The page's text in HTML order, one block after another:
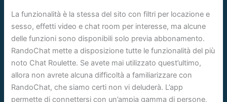
La funzionalità è la stessa del sito con filtri per locazione e
sesso, effetti video e chat room per interesse, ma alcune
delle funzioni sono disponibili solo previa abbonamento.
RandoChat mette a disposizione tutte le funzionalità del più
noto Chat Roulette. Se avete mai utilizzato quest’ultimo,
allora non avrete alcuna difficoltà a familiarizzare con
RandoChat, che siamo certi non vi deluderà. L’app
permette di connettersi con un’ampia gamma di persone,